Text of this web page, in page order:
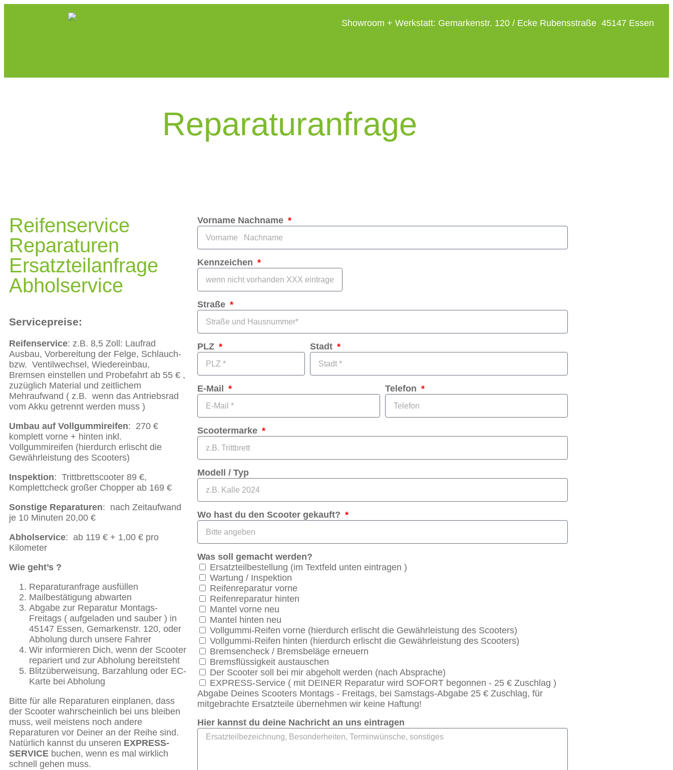
Showroom + Werkstatt: Gemarkenstr. 120 / Ecke Rubensstraße 45147 Essen
Reparaturanfrage
Reifenservice
Reparaturen
Ersatzteilanfrage
Abholservice
Servicepreise:
Reifenservice: z.B. 8,5 Zoll: Laufrad
Ausbau, Vorbereitung der Felge, Schlauch-
bzw. Ventilwechsel, Wiedereinbau,
Bremsen einstellen und Probefahrt ab 55 € ,
zuzüglich Material und zeitlichem
Mehraufwand ( z.B. wenn das Antriebsrad
vom Akku getrennt werden muss )
Umbau auf Vollgummireifen: 270 €
komplett vorne + hinten inkl.
Vollgummireifen (hierdurch erlischt die
Gewährleistung des Scooters)
Inspektion: Trittbrettscooter 89 €,
Komplettcheck großer Chopper ab 169 €
Sonstige Reparaturen: nach Zeitaufwand
je 10 Minuten 20,00 €
Abholservice: ab 119 € + 1,00 € pro
Kilometer
Wie geht’s ?
Reparaturanfrage ausfüllen
Mailbestätigung abwarten
Abgabe zur Reparatur Montags-
Freitags ( aufgeladen und sauber ) in
45147 Essen, Gemarkenstr. 120, oder
Abholung durch unsere Fahrer
Wir informieren Dich, wenn der Scooter
repariert und zur Abholung bereitsteht
Blitzüberweisung, Barzahlung oder EC-
Karte bei Abholung
Bitte für alle Reparaturen einplanen, dass
der Scooter wahrscheinlich bei uns bleiben
muss, weil meistens noch andere
Reparaturen vor Deiner an der Reihe sind.
Natürlich kannst du unseren EXPRESS-
SERVICE buchen, wenn es mal wirklich
schnell gehen muss.
Vorname Nachname
Kennzeichen
Straße
PLZ Stadt
E-Mail Telefon
Scootermarke
Modell / Typ
Wo hast du den Scooter gekauft?
Was soll gemacht werden?
Ersatzteilbestellung (im Textfeld unten eintragen )
Wartung / Inspektion
Reifenreparatur vorne
Reifenreparatur hinten
Mantel vorne neu
Mantel hinten neu
Vollgummi-Reifen vorne (hierdurch erlischt die Gewährleistung des Scooters)
Vollgummi-Reifen hinten (hierdurch erlischt die Gewährleistung des Scooters)
Bremsencheck / Bremsbeläge erneuern
Bremsflüssigkeit austauschen
Der Scooter soll bei mir abgeholt werden (nach Absprache)
EXPRESS-Service ( mit DEINER Reparatur wird SOFORT begonnen - 25 € Zuschlag )
Abgabe Deines Scooters Montags - Freitags, bei Samstags-Abgabe 25 € Zuschlag, für
mitgebrachte Ersatzteile übernehmen wir keine Haftung!
Hier kannst du deine Nachricht an uns eintragen